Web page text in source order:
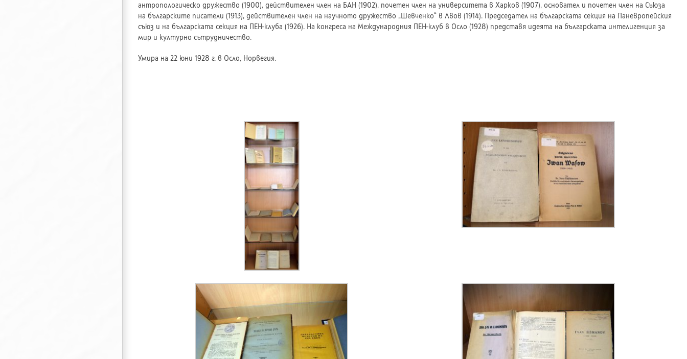
антропологическо дружество (1900), действителен член на БАН (1902), почетен член на университета в Харков (1907), основател и почетен член на Съюза
на българските писатели (1913), действителен член на научното дружество „Шевченко“ в Лвов (1914). Председател на българската секция на Паневропейския
съюз и на българската секция на ПЕН-клуба (1926). На конгреса на Международния ПЕН-клуб в Осло (1928) представя идеята на българската интелигенция за
мир и културно сътрудничество.
Умира на 22 юни 1928 г. в Осло, Норвегия.